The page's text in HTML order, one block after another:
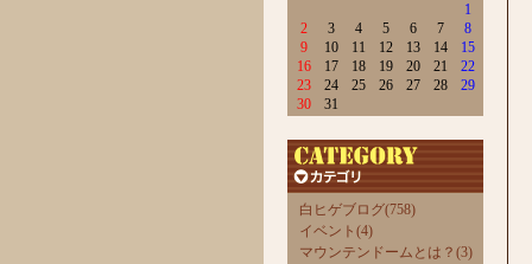
1
2
3 4 5 6 7
8
9
10 11 12 13 14
15
16
17 18 19 20 21
22
23
24 25 26 27 28
29
30
31
白ヒゲブログ(758)
イベント(4)
マウンテンドームとは？(3)